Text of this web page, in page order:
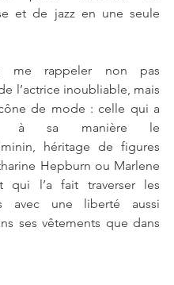
et de jazz en une seule
me rappeler non pas
l’actrice inoubliable, mais
de mode : celle qui a
à sa manière le
héritage de figures
Hepburn ou Marlene
qui l’a fait traverser les
avec une liberté aussi
ses vêtements que dans